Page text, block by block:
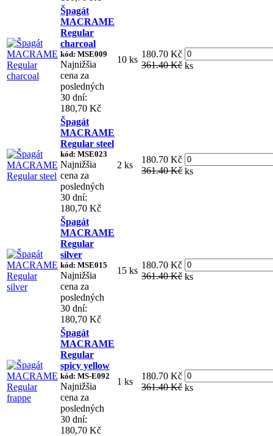
Špagát
MACRAME
Regular
charcoal
kód: MSE009
Najnižšia
cena za
posledných
30 dní:
180,70 Kč
10 ks
180.70 Kč
361.40 Kč ks
Špagát
MACRAME
Regular steel
kód: MSE023
Najnižšia
cena za
posledných
30 dní:
180,70 Kč
2 ks
180.70 Kč
361.40 Kč ks
Špagát
MACRAME
Regular
silver
kód: MSE015
Najnižšia
cena za
posledných
30 dní:
180,70 Kč
15 ks
180.70 Kč
361.40 Kč ks
Špagát
MACRAME
Regular
spicy yellow
kód: MS-E092
Najnižšia
cena za
posledných
30 dní:
180,70 Kč
1 ks
180.70 Kč
361.40 Kč ks